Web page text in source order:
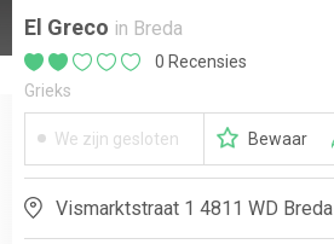
El Greco in Breda
0 Recensies
Grieks
We zijn gesloten Bewaar
Vismarktstraat 1 4811 WD Breda